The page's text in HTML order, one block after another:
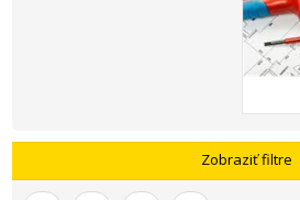
Zobraziť filtre